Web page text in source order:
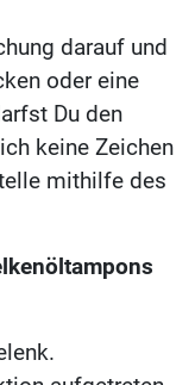
darauf und
oder eine
Du den
keine Zeichen
mithilfe des